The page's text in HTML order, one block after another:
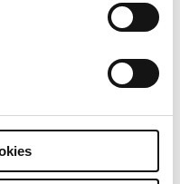
UPPDRAG FACKET